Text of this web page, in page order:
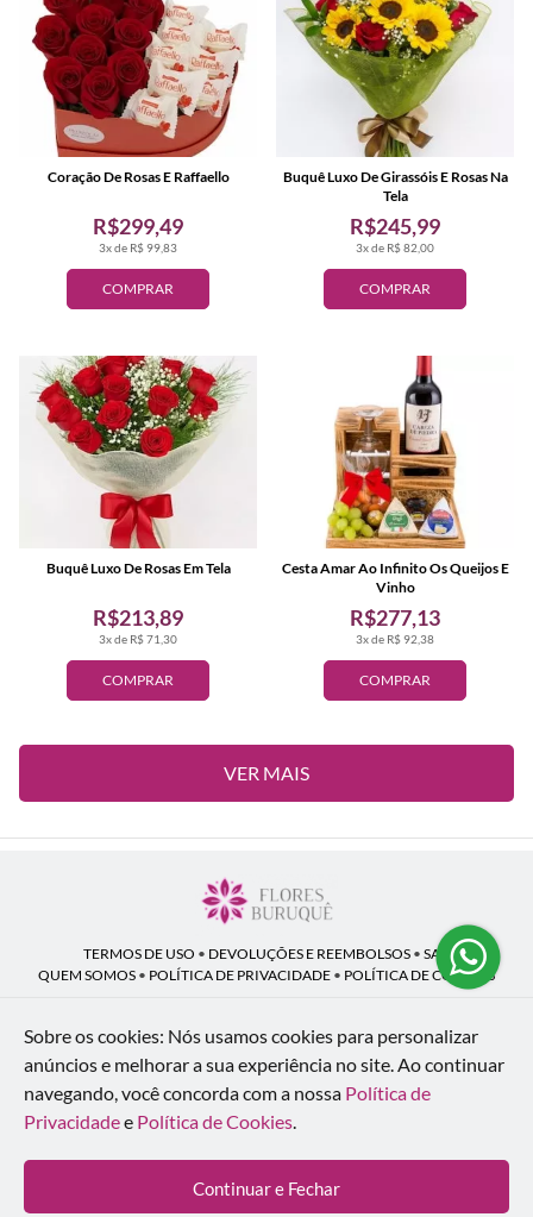
COMPRAR
3x de R$ 99,83
R$299,49
Coração De Rosas E Raffaello
COMPRAR
3x de R$ 82,00
R$245,99
Buquê Luxo De Girassóis E Rosas Na
Tela
COMPRAR
3x de R$ 71,30
R$213,89
Buquê Luxo De Rosas Em Tela
COMPRAR
3x de R$ 92,38
R$277,13
Cesta Amar Ao Infinito Os Queijos E
Vinho
VER MAIS
TERMOS DE USO • DEVOLUÇÕES E REEMBOLSOS • SAC
QUEM SOMOS • POLÍTICA DE PRIVACIDADE • POLÍTICA DE COOKIES
Flores Buruquê | CNPJ: 53.136.758/0001-18
Rua Coronel João Guilherme Guimarães, 1640 - Bom Retiro - Curitiba - PR -
80520-280
WhatsApp: (41) 98154-876| Telefone: (41) 9 9815-4876
© 2024-2026 - Todos os direitos reservados - Desenvolvido por
Inteligentes
Sobre os cookies: Nós usamos cookies para personalizar
anúncios e melhorar a sua experiência no site.Ao continuar
navegando, você concorda com a nossa Política de
Privacidadee Política de Cookies.
Continuar e Fechar